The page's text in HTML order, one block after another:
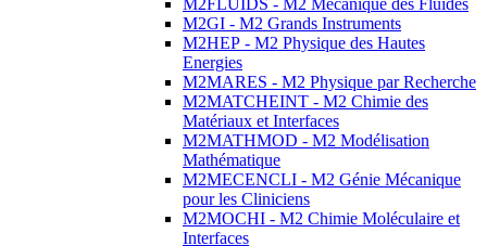
M2FLUIDS - M2 Mécanique des Fluides
M2GI - M2 Grands Instruments
M2HEP - M2 Physique des Hautes
Energies
M2MARES - M2 Physique par Recherche
M2MATCHEINT - M2 Chimie des
Matériaux et Interfaces
M2MATHMOD - M2 Modélisation
Mathématique
M2MECENCLI - M2 Génie Mécanique
pour les Cliniciens
M2MOCHI - M2 Chimie Moléculaire et
Interfaces